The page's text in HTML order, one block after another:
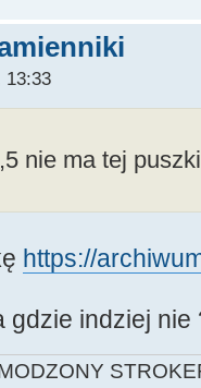
13:33
nie ma tej
https://
gdzie indziej nie